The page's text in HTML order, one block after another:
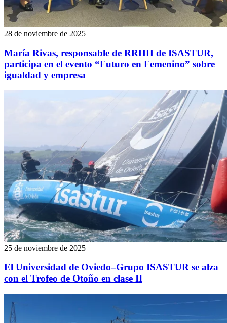
28 de noviembre de 2025
María Rivas, responsable de RRHH de ISASTUR,
participa en el evento “Futuro en Femenino” sobre
igualdad y empresa
25 de noviembre de 2025
El Universidad de Oviedo–Grupo ISASTUR se alza
con el Trofeo de Otoño en clase II